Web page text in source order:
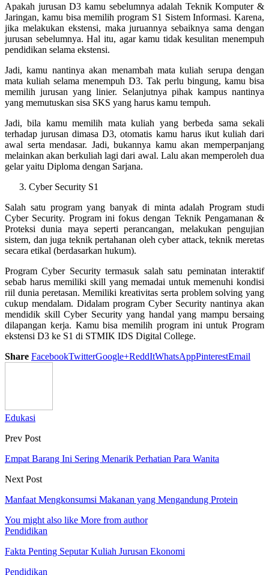
Apakah jurusan D3 kamu sebelumnya adalah Teknik Komputer &
Jaringan, kamu bisa memilih program S1 Sistem Informasi. Karena,
jika melakukan ekstensi, maka juruannya sebaiknya sama dengan
jurusan sebelumnya. Hal itu, agar kamu tidak kesulitan menempuh
pendidikan selama ekstensi.
Jadi, kamu nantinya akan menambah mata kuliah serupa dengan
mata kuliah selama menempuh D3. Tak perlu bingung, kamu bisa
memilih jurusan yang linier. Selanjutnya pihak kampus nantinya
yang memutuskan sisa SKS yang harus kamu tempuh.
Jadi, bila kamu memilih mata kuliah yang berbeda sama sekali
terhadap jurusan dimasa D3, otomatis kamu harus ikut kuliah dari
awal serta mendasar. Jadi, bukannya kamu akan memperpanjang
melainkan akan berkuliah lagi dari awal. Lalu akan memperoleh dua
gelar yaitu Diploma dengan Sarjana.
Cyber Security S1
Salah satu program yang banyak di minta adalah Program studi
Cyber Security. Program ini fokus dengan Teknik Pengamanan &
Proteksi dunia maya seperti perancangan, melakukan pengujian
sistem, dan juga teknik pertahanan oleh cyber attack, teknik meretas
secara etikal (berdasarkan hukum).
Program Cyber Security termasuk salah satu peminatan interaktif
sebab harus memiliki skill yang memadai untuk memenuhi kondisi
riil dunia peretasan. Memiliki kreativitas serta problem solving yang
cukup mendalam. Didalam program Cyber Security nantinya akan
mendidik skill Cyber Security yang handal yang mampu bersaing
dilapangan kerja. Kamu bisa memilih program ini untuk Program
ekstensi D3 ke S1 di STMIK IDS Digital College.
Share FacebookTwitterGoogle+ReddItWhatsAppPinterestEmail
Edukasi
Prev Post
Empat Barang Ini Sering Menarik Perhatian Para Wanita
Next Post
Manfaat Mengkonsumsi Makanan yang Mengandung Protein
You might also like More from author
Pendidikan
Fakta Penting Seputar Kuliah Jurusan Ekonomi
Pendidikan